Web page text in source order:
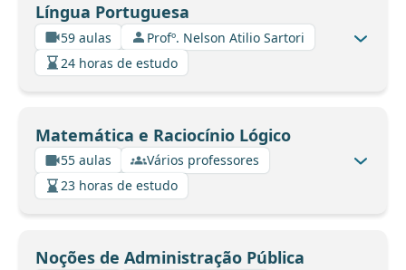
Língua Portuguesa
59 aulas
Profº. Nelson Atilio Sartori
24 horas de estudo
Matemática e Raciocínio Lógico
55 aulas
Vários professores
23 horas de estudo
Noções de Administração Pública